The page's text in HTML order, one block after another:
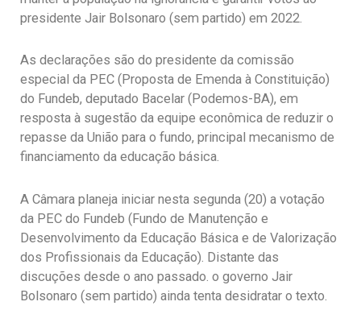
presidente Jair Bolsonaro (sem partido) em 2022.
As declarações são do presidente da comissão
especial da PEC (Proposta de Emenda à Constituição)
do Fundeb, deputado Bacelar (Podemos-BA), em
resposta à sugestão da equipe econômica de reduzir o
repasse da União para o fundo, principal mecanismo de
financiamento da educação básica.
A Câmara planeja iniciar nesta segunda (20) a votação
da PEC do Fundeb (Fundo de Manutenção e
Desenvolvimento da Educação Básica e de Valorização
dos Profissionais da Educação). Distante das
discuções desde o ano passado. o governo Jair
Bolsonaro (sem partido) ainda tenta desidratar o texto.